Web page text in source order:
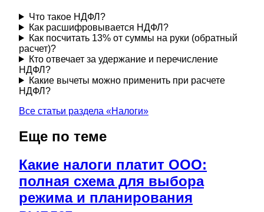
Что такое НДФЛ?
Как расшифровывается НДФЛ?
Как посчитать 13% от суммы на руки (обратный
расчет)?
Кто отвечает за удержание и перечисление
НДФЛ?
Какие вычеты можно применить при расчете
НДФЛ?
Все статьи раздела «Налоги»
Еще по теме
Какие налоги платит ООО:
полная схема для выбора
режима и планирования